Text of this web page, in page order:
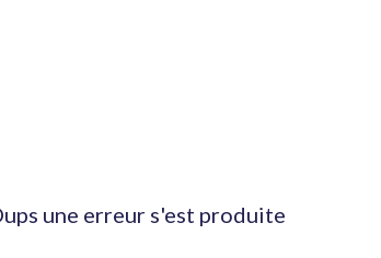
une erreur s'est produite